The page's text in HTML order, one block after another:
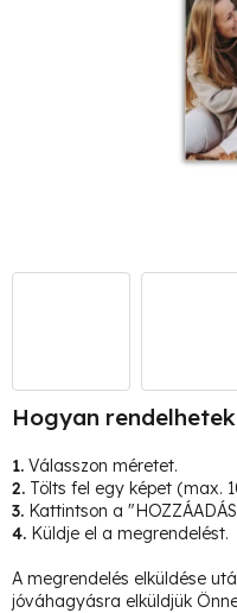
Hogyan
1. Válasszon méretet.
2. Tölts fel egy képet (max.
3. Kattintson a
4. Küldje el a megrendelést.
A megrendelés elküldése
jóváhagyásra elküldjük